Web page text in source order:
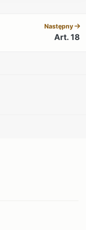
Następny
Art. 18